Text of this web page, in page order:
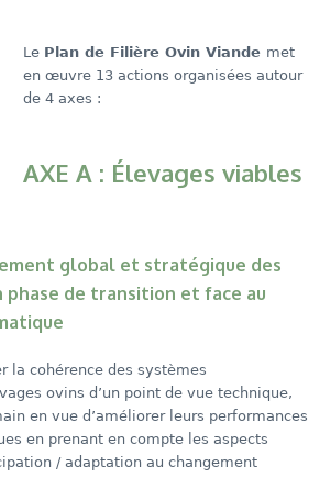
Le Plan de Filière Ovin Viande met
en œuvre 13 actions organisées autour
de 4 axes :
AXE A : Élevages viables
global et stratégique des
de transition et face au
la cohérence des systèmes
ovins d’un point de vue technique,
en vue d’améliorer leurs performances
en prenant en compte les aspects
/ adaptation au changement